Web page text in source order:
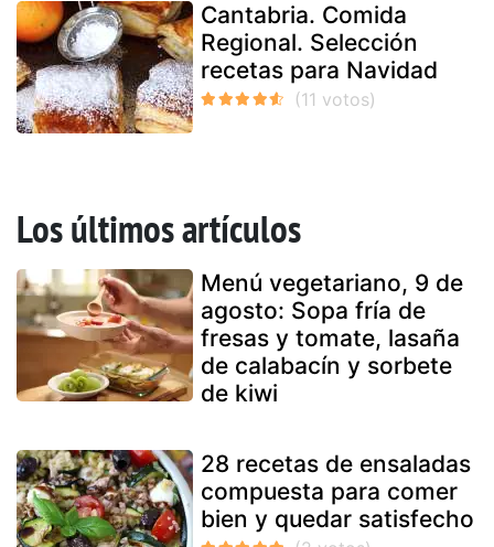
Cantabria. Comida
Regional. Selección
recetas para Navidad
Los últimos artículos
Menú vegetariano, 9 de
agosto: Sopa fría de
fresas y tomate, lasaña
de calabacín y sorbete
de kiwi
28 recetas de ensaladas
compuesta para comer
bien y quedar satisfecho